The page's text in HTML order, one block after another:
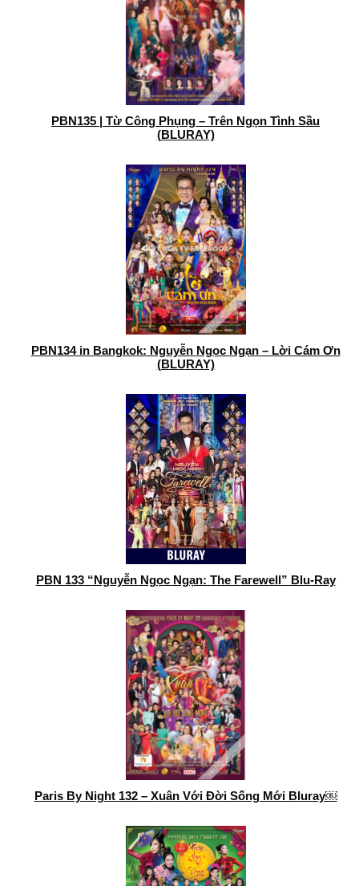
PBN135 | Từ Công Phụng – Trên Ngọn Tình Sầu
(BLURAY)
PBN134 in Bangkok: Nguyễn Ngọc Ngạn – Lời Cám Ơn
(BLURAY)
PBN 133 “Nguyễn Ngọc Ngạn: The Farewell” Blu-Ray
Paris By Night 132 – Xuân Với Đời Sống Mới Bluray￼